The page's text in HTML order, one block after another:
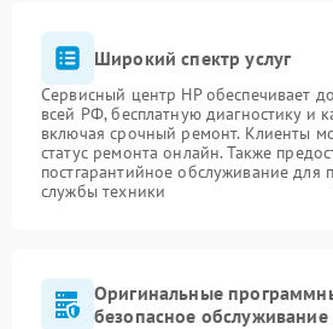
Широкий спектр услуг
Сервисный центр HP обеспечивает
всей РФ, бесплатную диагностику и
включая срочный ремонт. Клиенты
статус ремонта онлайн. Также
постгарантийное обслуживание для
службы техники
Оригинальные
безопасное